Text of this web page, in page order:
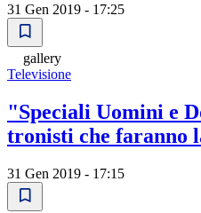
31 Gen 2019 - 17:25
gallery
Televisione
"Speciali Uomini e
tronisti che faranno
31 Gen 2019 - 17:15